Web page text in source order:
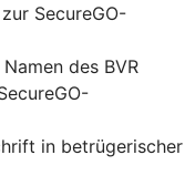
SecureGO-
des BVR
in betrügerischer